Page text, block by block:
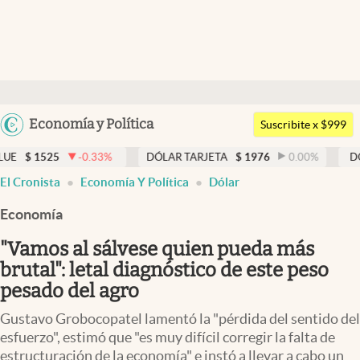
Argentina
Uruguay
Economía y Política
Members
Economía y Política
Finanzas y Mercados
Mercados Online
Negocios
Columnistas
Apertura
Suscribite x $999
-0.33% DÓLAR TARJETA $ 1976 0.00 % DÓLAR MEP $
El Cronista Economía Y Política Dólar
Economía
"Vamos al sálvese quien pueda más
brutal": letal diagnóstico de este peso
pesado del agro
Gustavo Grobocopatel lamentó la "pérdida del sentido del
esfuerzo", estimó que "es muy difícil corregir la falta de
estructuración de la economía" e instó a llevar a cabo un